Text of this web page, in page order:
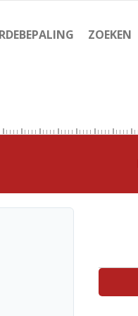
ZOEKEN